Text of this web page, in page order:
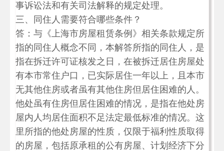
事诉讼法和有关司法解释的规定处理。
三、同住人需要符合哪些条件？
答：与《上海市房屋租赁条例》相关条款规定所
指的同住人概念不同，本解答所指的同住人，是
指在拆迁许可证核发之日，在被拆迁居住房屋处
有本市常住户口，已实际居住一年以上，且本市
无其他住房或者虽有其他住房但居住困难的人。
他处虽有住房但居住困难的情况，是指在他处房
屋内人均居住面积不足法定最低标准的情况。这
里所指的他处房屋的性质，仅限于福利性质取得
的房屋，包括原承租的公有房屋、计划经济下分